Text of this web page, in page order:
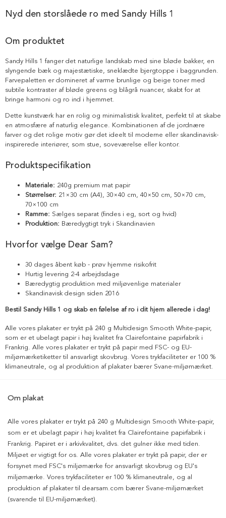
Nyd den storslåede ro med Sandy Hills 1
Om produktet
Sandy Hills 1 fanger det naturlige landskab med sine bløde bakker, en
slyngende bæk og majestætiske, sneklædte bjergtoppe i baggrunden.
Farvepaletten er domineret af varme brunlige og beige toner med
subtile kontraster af bløde greens og blågrå nuancer, skabt for at
bringe harmoni og ro ind i hjemmet.
Dette kunstværk har en rolig og minimalistisk kvalitet, perfekt til at skabe
en atmosfære af naturlig elegance. Kombinationen af de jordnære
farver og det rolige motiv gør det ideelt til moderne eller skandinavisk-
inspirerede interiører, som stue, soveværelse eller kontor.
Produktspecifikation
Materiale: 240g premium mat papir
Størrelser: 21×30 cm (A4), 30×40 cm, 40×50 cm, 50×70 cm,
70×100 cm
Ramme: Sælges separat (findes i eg, sort og hvid)
Produktion: Bæredygtigt tryk i Skandinavien
Hvorfor vælge Dear Sam?
30 dages åbent køb - prøv hjemme risikofrit
Hurtig levering 2-4 arbejdsdage
Bæredygtig produktion med miljøvenlige materialer
Skandinavisk design siden 2016
Bestil Sandy Hills 1 og skab en følelse af ro i dit hjem allerede i dag!
Alle vores plakater er trykt på 240 g Multidesign Smooth White-papir,
som er et ubelagt papir i høj kvalitet fra Clairefontaine papirfabrik i
Frankrig. Alle vores plakater er trykt på papir med FSC- og EU-
miljømærketiketter til ansvarligt skovbrug. Vores trykfaciliteter er 100 %
klimaneutrale, og al produktion af plakater bærer Svane-miljømærket.
Om plakat
Alle vores plakater er trykt på 240 g Multidesign Smooth White-papir,
som er et ubelagt papir i høj kvalitet fra Clairefontaine papirfabrik i
Frankrig. Papiret er i arkivkvalitet, dvs. det gulner ikke med tiden.
Miljøet er vigtigt for os. Alle vores plakater er trykt på papir, der er
forsynet med FSC's miljømærke for ansvarligt skovbrug og EU's
miljømærke. Vores trykfaciliteter er 100 % klimaneutrale, og al
produktion af plakater til dearsam.com bærer Svane-miljømærket
(svarende til EU-miljømærket).